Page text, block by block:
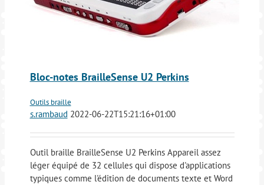
Bloc-notes BrailleSense U2 Perkins
Outils braille
s.rambaud 2022-06-22T15:21:16+01:00
Outil braille BrailleSense U2 Perkins Appareil assez
léger équipé de 32 cellules qui dispose d'applications
typiques comme l'édition de documents texte et Word